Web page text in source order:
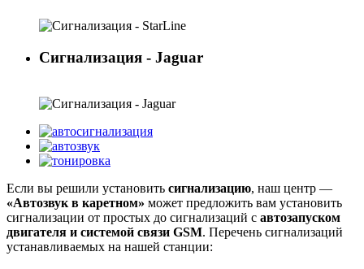
Сигнализация - Jaguar
Если вы решили установить сигнализацию, наш центр —
«Автозвук в каретном» может предложить вам установить
сигнализации от простых до сигнализаций с автозапуском
двигателя и системой связи GSM. Перечень сигнализаций
устанавливаемых на нашей станции: